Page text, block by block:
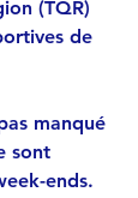
(TQR)
de
manqué
sont
ends.